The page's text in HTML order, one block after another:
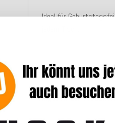
Ideal für
Merkmale
Angaben zur